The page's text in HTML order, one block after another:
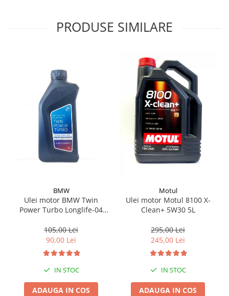
PRODUSE SIMILARE
BMW
Ulei motor BMW Twin
Power Turbo Longlife-04
105,00 Lei
90,00 Lei
IN STOC
ADAUGA IN COS
Motul
Ulei motor Motul 8100 X-
Clean+ 5W30 5L
295,00 Lei
245,00 Lei
IN STOC
ADAUGA IN COS